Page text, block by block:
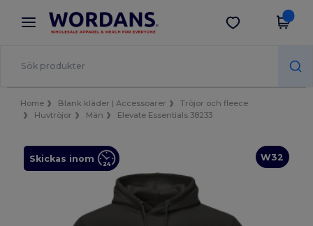
× Wordans-app
Bättre priser i appen!
Hämta app
Home Blank kläder | Accessoarer
Tröjor och fleece
Huvtröjor
Män Elevate Essentials 38233
W32
Skickas inom